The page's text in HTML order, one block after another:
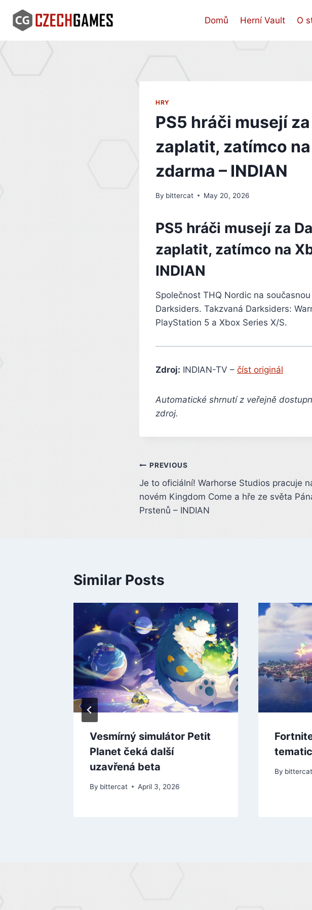
content
Domů Herní Vault O
HRY
PS5 hráči musejí
zaplatit, zatímco
zdarma – INDIAN
By bittercat May 20, 2026
PS5 hráči musejí za
zaplatit, zatímco na
INDIAN
Společnost THQ Nordic na
Darksiders. Takzvaná Darksiders:
PlayStation 5 a Xbox Series X/S.
Zdroj: INDIAN-TV – číst originál
Automatické shrnutí z veřejně
zdroj.
Post
navigation
PREVIOUS
Je to oficiální! Warhorse Studios pracuje
novém Kingdom Come a hře ze světa
Prstenů – INDIAN
Similar Posts
Vesmírný simulátor Petit
Planet čeká další
uzavřená beta
By bittercat April 3, 2026
By bittercat